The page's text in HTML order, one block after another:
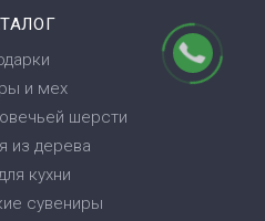
и мех
шерсти
из дерева
кухни
сувениры